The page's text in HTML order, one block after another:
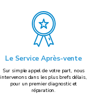
Le Service Après-vente
Sur simple appel de votre part, nous
intervenons dans les plus brefs délais,
pour un premier diagnostic et
réparation.